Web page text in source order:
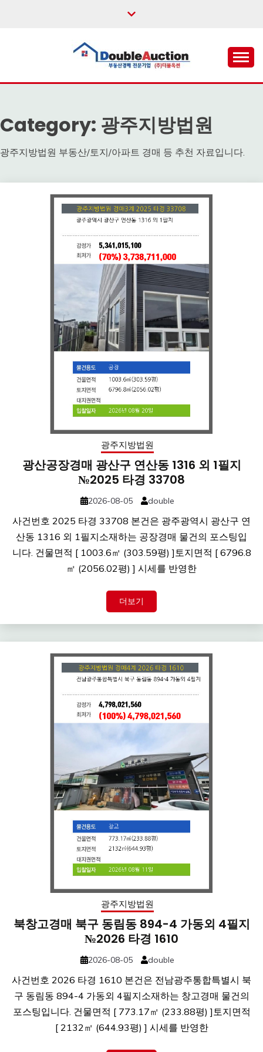
더블옥션 – 대한민국 1
위 부동산 경매 정보 제
공 사이트
이터분석,경매강좌
Category: 광주지방법원
광주지방법원 부동산/토지/아파트 경매 등 추천 자료입니다.
광주지방법원
광산공장경매 광산구 연산동 1316 외 1필지
№2025 타경 33708
2026-08-05 double
사건번호 2025 타경 33708 본건은 광주광역시 광산구 연
산동 1316 외 1필지소재하는 공장경매 물건의 포스팅입
니다. 건물면적 [ 1003.6㎡ (303.59평) ]토지면적 [ 6796.8
㎡ (2056.02평) ] 시세를 반영한
더보기
광주지방법원
북창고경매 북구 동림동 894-4 가동외 4필지
№2026 타경 1610
2026-08-05 double
사건번호 2026 타경 1610 본건은 전남광주통합특별시 북
구 동림동 894-4 가동외 4필지소재하는 창고경매 물건의
포스팅입니다. 건물면적 [ 773.17㎡ (233.88평) ]토지면적
[ 2132㎡ (644.93평) ] 시세를 반영한